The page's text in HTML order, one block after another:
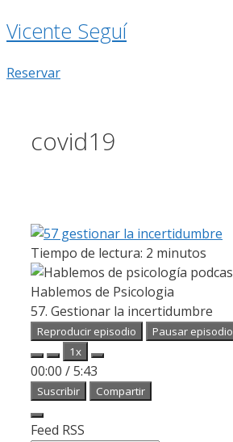
Vicente Seguí
Reservar
covid19
Tiempo de lectura: 2 minutos
Hablemos de Psicologia
57. Gestionar la incertidumbre
Reproducir episodio
Pausar episodio
1x
00:00 /5:43
Suscribir Compartir
Feed RSS